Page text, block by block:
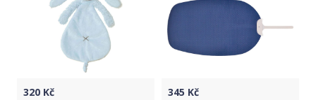
320 Kč 345 Kč